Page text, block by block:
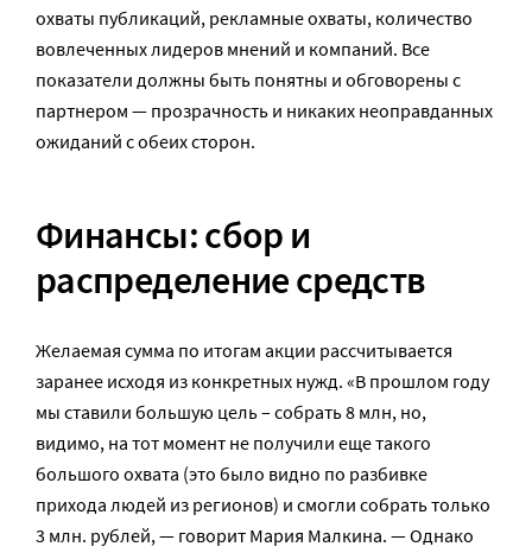
охваты публикаций, рекламные охваты, количество
вовлеченных лидеров мнений и компаний. Все
показатели должны быть понятны и обговорены с
партнером — прозрачность и никаких неоправданных
ожиданий с обеих сторон.
Финансы: сбор и
распределение средств
Желаемая сумма по итогам акции рассчитывается
заранее исходя из конкретных нужд. «В прошлом году
мы ставили большую цель – собрать 8 млн, но,
видимо, на тот момент не получили еще такого
большого охвата (это было видно по разбивке
прихода людей из регионов) и смогли собрать только
3 млн. рублей, — говорит Мария Малкина. — Однако